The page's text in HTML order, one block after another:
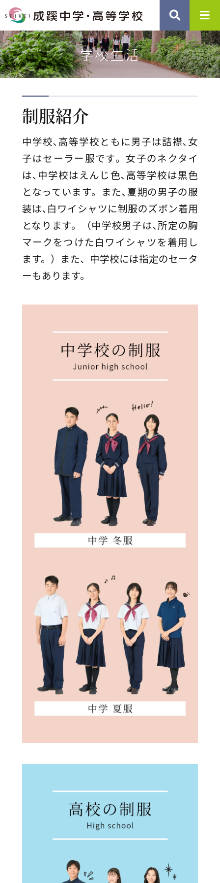
学校生活
制服紹介
中学校､高等学校ともに男子は詰襟､女
子はセーラー服です。女子のネクタイ
は､中学校はえんじ色､高等学校は黒色
となっています。また､夏期の男子の服
装は､白ワイシャツに制服のズボン着用
となります。（中学校男子は､所定の胸
マークをつけた白ワイシャツを着用し
ます。）また、中学校には指定のセータ
ーもあります。